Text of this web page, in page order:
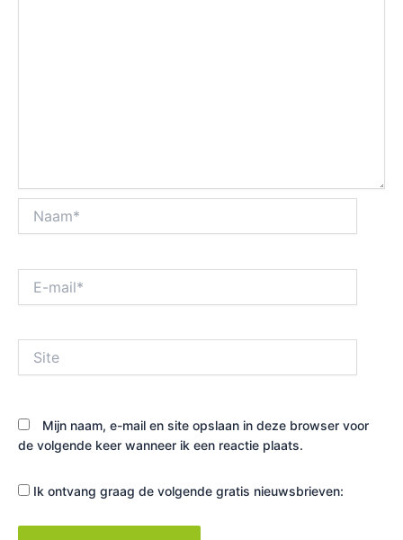
mail*
Mijn naam, e-mail en site opslaan in deze browser voor
de volgende keer wanneer ik een reactie plaats.
Ik ontvang graag de volgende gratis nieuwsbrieven: